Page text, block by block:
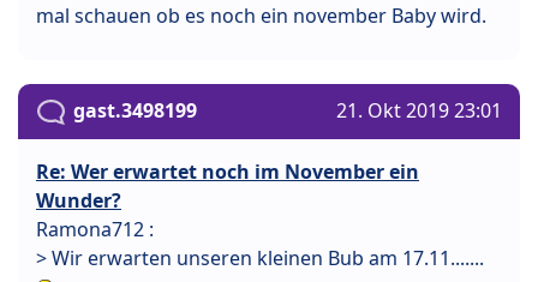
mal schauen ob es noch ein november Baby wird.
gast.3498199 21. Okt 2019 23:01
Re: Wer erwartet noch im November ein
Wunder?
Ramona712 :
> Wir erwarten unseren kleinen Bub am 17.11.......